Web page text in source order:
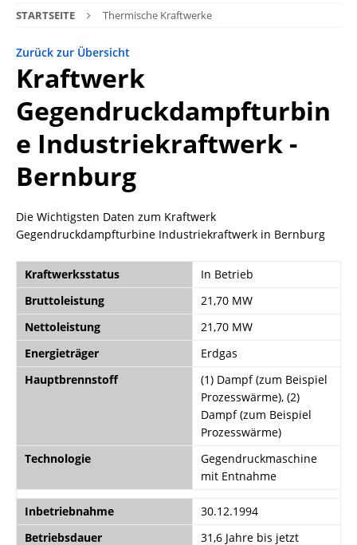
STARTSEITE Thermische Kraftwerke
Zurück zur Übersicht
Kraftwerk
Gegendruckdampfturbin
e Industriekraftwerk -
Bernburg
Die Wichtigsten Daten zum Kraftwerk
Gegendruckdampfturbine Industriekraftwerk in Bernburg
Kraftwerksstatus
In Betrieb
Bruttoleistung
21,70 MW
Nettoleistung
21,70 MW
Energieträger
Erdgas
Hauptbrennstoff
(1) Dampf (zum Beispiel
Prozesswärme), (2)
Dampf (zum Beispiel
Prozesswärme)
Technologie
Gegendruckmaschine
mit Entnahme
Inbetriebnahme
30.12.1994
Betriebsdauer
31,6 Jahre bis jetzt